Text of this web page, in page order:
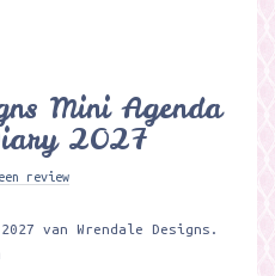
Mini Agenda
2027
review
van Wrendale Designs.